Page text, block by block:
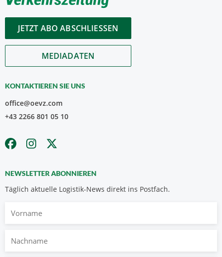
JETZT ABO ABSCHLIESSEN
MEDIADATEN
KONTAKTIEREN SIE UNS
office@oevz.com
+43 2266 801 05 10
NEWSLETTER ABONNIEREN
Täglich aktuelle Logistik-News direkt ins Postfach.
Nachname